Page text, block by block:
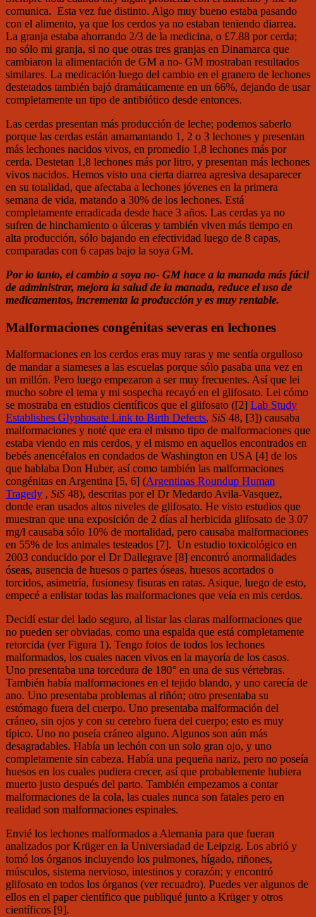
comunica. Esta vez fue distinto. Algo muy bueno estaba pasando
con el alimento, ya que los cerdos ya no estaban teniendo diarrea.
La granja estaba ahorrando 2/3 de la medicina, o £7.88 por cerda;
no sólo mi granja, si no que otras tres granjas en Dinamarca que
cambiaron la alimentación de GM a no- GM mostraban resultados
similares. La medicación luego del cambio en el granero de lechones
destetados también bajó dramáticamente en un 66%, dejando de usar
completamente un tipo de antibiótico desde entonces.
Las cerdas presentan más producción de leche; podemos saberlo
porque las cerdas están amamantando 1, 2 o 3 lechones y presentan
más lechones nacidos vivos, en promedio 1,8 lechones más por
cerda. Destetan 1,8 lechones más por litro, y presentan más lechones
vivos nacidos. Hemos visto una cierta diarrea agresiva desaparecer
en su totalidad, que afectaba a lechones jóvenes en la primera
semana de vida, matando a 30% de los lechones. Está
completamente erradicada desde hace 3 años. Las cerdas ya no
sufren de hinchamiento o úlceras y también viven más tiempo en
alta producción, sólo bajando en efectividad luego de 8 capas,
comparadas con 6 capas bajo la soya GM.
Por lo tanto, el cambio a soya no- GM hace a la manada más fácil
de administrar, mejora la salud de la manada, reduce el uso de
medicamentos, incrementa la producción y es muy rentable.
Malformaciones congénitas severas en lechones
Malformaciones en los cerdos eras muy raras y me sentía orgulloso
de mandar a siameses a las escuelas porque sólo pasaba una vez en
un millón. Pero luego empezaron a ser muy frecuentes. Así que lei
mucho sobre el tema y mi sospecha recayó en el glifosato. Lei cómo
se mostraba en estudios científicos que el glifosato ([2] Lab Study
Establishes Glyphosate Link to Birth Defects, SiS 48, [3]) causaba
malformaciones y noté que era el mismo tipo de malformaciones que
estaba viendo en mis cerdos, y el mismo en aquellos encontrados en
bebés anencéfalos en condados de Washington en USA [4] de los
que hablaba Don Huber, así como también las malformaciones
congénitas en Argentina [5, 6] (Argentinas Roundup Human
Tragedy , SiS 48), descritas por el Dr Medardo Avila-Vasquez,
donde eran usados altos niveles de glifosato. He visto estudios que
muestran que una exposición de 2 días al herbicida glifosato de 3.07
mg/l causaba sólo 10% de mortalidad, pero causaba malformaciones
en 55% de los animales testeados [7]. Un estudio toxicológico en
2003 conducido por el Dr Dallegrave [8] encontró anormalidades
óseas, ausencia de huesos o partes óseas, huesos acortados o
torcidos, asimetría, fusionesy fisuras en ratas. Asique, luego de esto,
empecé a enlistar todas las malformaciones que veía en mis cerdos.
Decidí estar del lado seguro, al listar las claras malformaciones que
no pueden ser obviadas, como una espalda que está completamente
retorcida (ver Figura 1). Tengo fotos de todos los lechones
malformados, los cuales nacen vivos en la mayoría de los casos.
Uno presentaba una torcedura de 180° en una de sus vértebras.
También había malformaciones en el tejido blando, y uno carecía de
ano. Uno presentaba problemas al riñón; otro presentaba su
estómago fuera del cuerpo. Uno presentaba malformación del
cráneo, sin ojos y con su cerebro fuera del cuerpo; esto es muy
típico. Uno no poseía cráneo alguno. Algunos son aún más
desagradables. Había un lechón con un solo gran ojo, y uno
completamente sin cabeza. Había una pequeña nariz, pero no poseía
huesos en los cuales pudiera crecer, así que probablemente hubiera
muerto justo después del parto. También empezamos a contar
malformaciones de la cola, las cuales nunca son fatales pero en
realidad son malformaciones espinales.
Envié los lechones malformados a Alemania para que fueran
analizados por Krüger en la Universiadad de Leipzig. Los abrió y
tomó los órganos incluyendo los pulmones, hígado, riñones,
músculos, sistema nervioso, intestinos y corazón; y encontró
glifosato en todos los órganos (ver recuadro). Puedes ver algunos de
ellos en el paper científico que publiqué junto a Krüger y otros
científicos [9].